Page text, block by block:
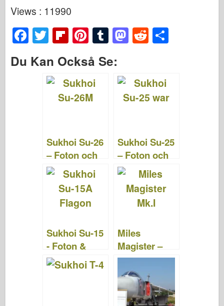
Views : 11990
F
a
c
T
wi
tt
er
Fl
ip
b
o
ar
Pi
nt
er
e
st
T
m
bl
M
o
d
R
di
t
Du Kan Också Se:
Sukhoi Su-26
– Foton och
videor
Sukhoi Su-25
– Foton och
videor
Sukhoi Su-15
- Foton &
Videor
Miles
Magister –
Foton och
videor